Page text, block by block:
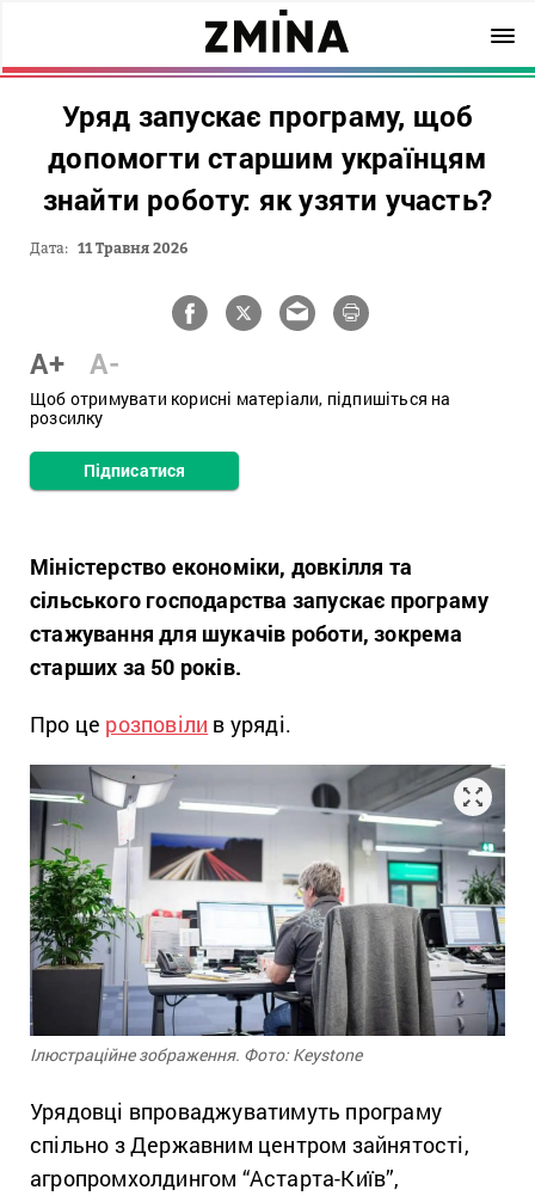
Уряд запускає програму, щоб
допомогти старшим українцям
знайти роботу: як узяти участь?
Дата: 11 Травня 2026
A+ A-
Щоб отримувати корисні матеріали, підпишіться на
розсилку
Підписатися
Міністерство економіки, довкілля та
сільського господарства запускає програму
стажування для шукачів роботи, зокрема
старших за 50 років.
Про це розповіли в уряді.
Ілюстраційне зображення. Фото: Keystone
Урядовці впроваджуватимуть програму
спільно з Державним центром зайнятості,
агропромхолдингом “Астарта-Київ”,